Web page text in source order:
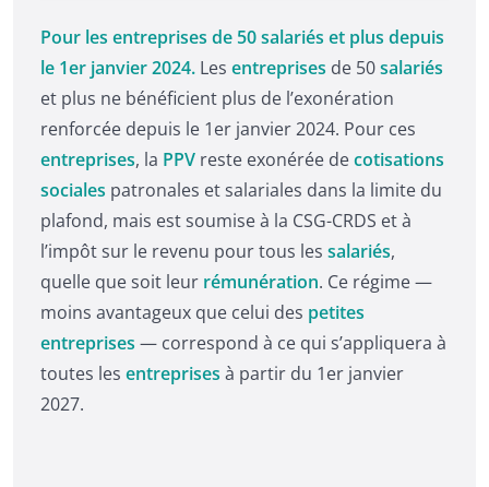
Pour les entreprises de 50 salariés et plus depuis
le 1er janvier 2024. Les entreprises de 50salariés
et plus ne bénéficient plus de l’exonération
renforcée depuis le 1er janvier 2024. Pour ces
entreprises, la PPV reste exonérée decotisations
sociales patronales et salariales dans la limite du
plafond, mais est soumise à la CSG-CRDS et à
l’impôt sur le revenu pour tous les salariés,
quelle que soit leur rémunération. Ce régime —
moins avantageux que celui des petites
entreprises — correspond à ce qui s’appliquera à
toutes les entreprises à partir du 1er janvier
2027.